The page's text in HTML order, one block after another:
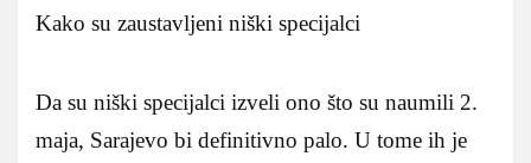
Kako su zaustavljeni niški specijalci
Da su niški specijalci izveli ono što su naumili 2.
maja, Sarajevo bi definitivno palo. U tome ih je